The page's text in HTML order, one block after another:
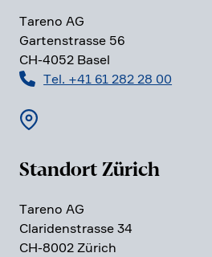
Tareno AG
Garten­strasse 56
CH-4052 Basel
Tel. +41 61 282 28 00
Standort Zürich
Tareno AG
Clari­den­strasse 34
CH-8002 Zürich